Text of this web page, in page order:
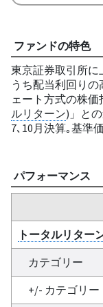
ファンドの特色
東京証券取引所に
うち配当利回り
ェート方式の株
ルリターン)」と
7､10月決算｡基準
パフォーマンス
トータルリター
カテゴリー
+/- カテゴリー